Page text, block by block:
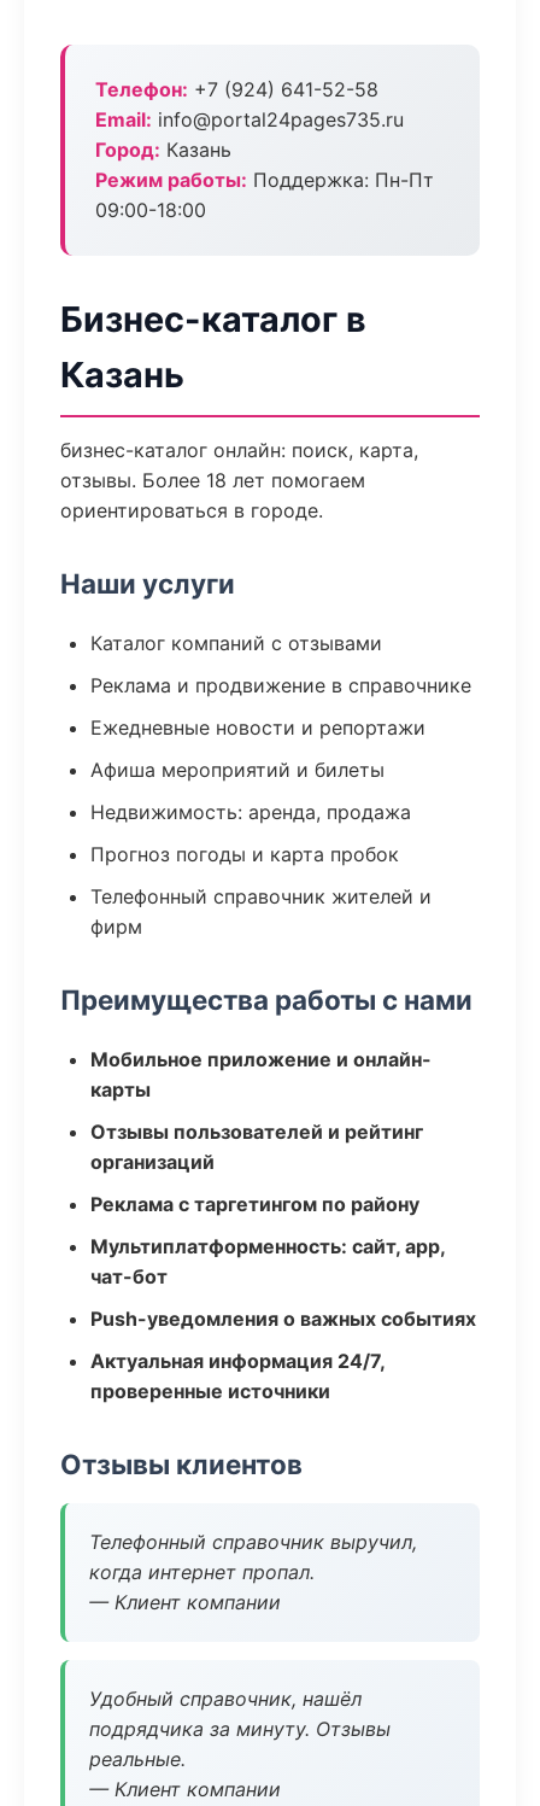
Телефон: +7 (924) 641-52-58
Email: info@portal24pages735.ru
Город: Казань
Режим работы: Поддержка: Пн-Пт
09:00-18:00
Бизнес-каталог в
Казань
бизнес-каталог онлайн: поиск, карта,
отзывы. Более 18 лет помогаем
ориентироваться в городе.
Наши услуги
Каталог компаний с отзывами
Реклама и продвижение в справочнике
Ежедневные новости и репортажи
Афиша мероприятий и билеты
Недвижимость: аренда, продажа
Прогноз погоды и карта пробок
Телефонный справочник жителей и
фирм
Преимущества работы с нами
Мобильное приложение и онлайн-
карты
Отзывы пользователей и рейтинг
организаций
Реклама с таргетингом по району
Мультиплатформенность: сайт, app,
чат-бот
Push-уведомления о важных событиях
Актуальная информация 24/7,
проверенные источники
Отзывы клиентов
Телефонный справочник выручил,
когда интернет пропал.
— Клиент компании
Удобный справочник, нашёл
подрядчика за минуту. Отзывы
реальные.
— Клиент компании